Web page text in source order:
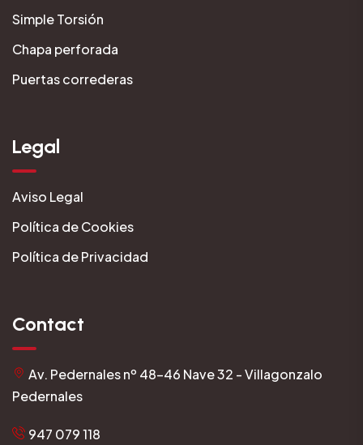
Simple Torsión
Chapa perforada
Puertas correderas
Legal
Aviso Legal
Política de Cookies
Política de Privacidad
Contact
Av. Pedernales nº 48-46 Nave 32 - Villagonzalo
Pedernales
947 079 118